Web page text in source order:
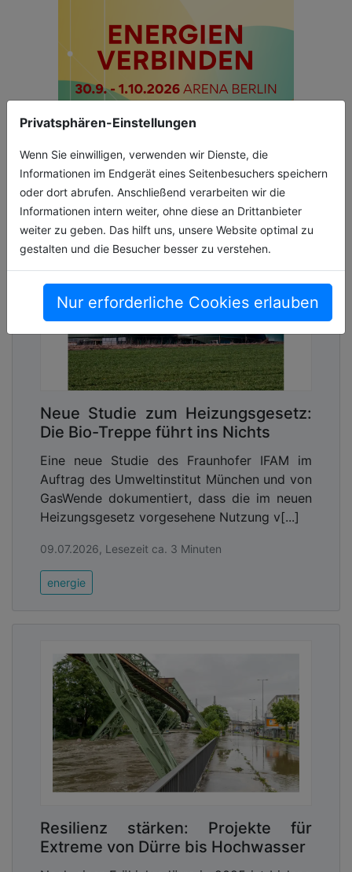
Privatsphären-Einstellungen
Wenn Sie einwilligen, verwenden wir Dienste, die
Informationen im Endgerät eines Seitenbesuchers speichern
oder dort abrufen. Anschließend verarbeiten wir die
Informationen intern weiter, ohne diese an Drittanbieter
weiter zu geben. Das hilft uns, unsere Website optimal zu
gestalten und die Besucher besser zu verstehen.
Nur erforderliche Cookies erlauben
Neue Studie zum Heizungsgesetz:
Die Bio-Treppe führt ins Nichts
Eine neue Studie des Fraunhofer IFAM im
Auftrag des Umweltinstitut München und von
GasWende dokumentiert, dass die im neuen
Heizungsgesetz vorgesehene Nutzung v[...]
09.07.2026, Lesezeit ca. 3 Minuten
energie
Resilienz stärken: Projekte für
Extreme von Dürre bis Hochwasser